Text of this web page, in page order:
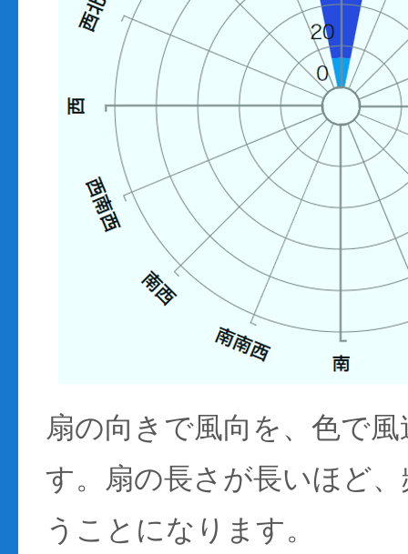
扇の向きで風向を、色で
す。扇の長さが長いほど
うことになります。